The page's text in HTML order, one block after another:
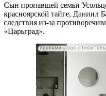
Сын пропавшей семьи
красноярской тайге, Даниил
следствия из-за
«Царьград».